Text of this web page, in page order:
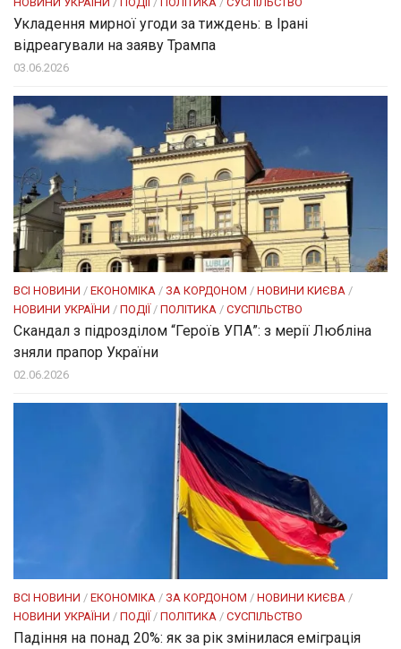
Укладення мирної угоди за тиждень: в Ірані
відреагували на заяву Трампа
03.06.2026
ВСІ НОВИНИ / ЕКОНОМІКА / ЗА КОРДОНОМ / НОВИНИ КИЄВА /
НОВИНИ УКРАЇНИ / ПОДІЇ / ПОЛІТИКА / СУСПІЛЬСТВО
Скандал з підрозділом “Героїв УПА”: з мерії Любліна
зняли прапор України
02.06.2026
ВСІ НОВИНИ / ЕКОНОМІКА / ЗА КОРДОНОМ / НОВИНИ КИЄВА /
НОВИНИ УКРАЇНИ / ПОДІЇ / ПОЛІТИКА / СУСПІЛЬСТВО
Падіння на понад 20%: як за рік змінилася еміграція